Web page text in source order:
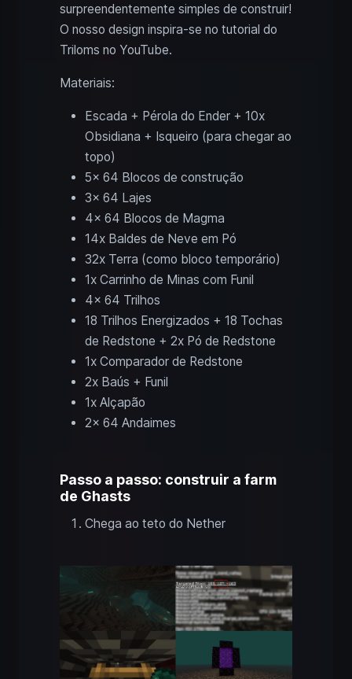
surpreendentemente simples de construir!
O nosso design inspira-se no tutorial do
Triloms no YouTube.
Materiais:
Escada + Pérola do Ender + 10x
Obsidiana + Isqueiro (para chegar ao
topo)
5x 64 Blocos de construção
3x 64 Lajes
4x 64 Blocos de Magma
14x Baldes de Neve em Pó
32x Terra (como bloco temporário)
1x Carrinho de Minas com Funil
4x 64 Trilhos
18 Trilhos Energizados + 18 Tochas
de Redstone + 2x Pó de Redstone
1x Comparador de Redstone
2x Baús + Funil
1x Alçapão
2x 64 Andaimes
Passo a passo: construir a farm
de Ghasts
Chega ao teto do Nether